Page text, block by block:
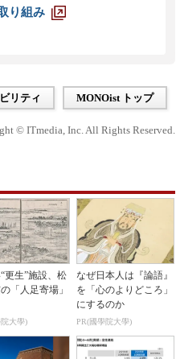
り組み
リティ MONOist トップ
© ITmedia, Inc. All Rights Reserved.
更生”施設、松
「人足寄場」
大學)
なぜ日本人は『論語』
を「心のよりどころ」
にするのか
PR(國學院大學)